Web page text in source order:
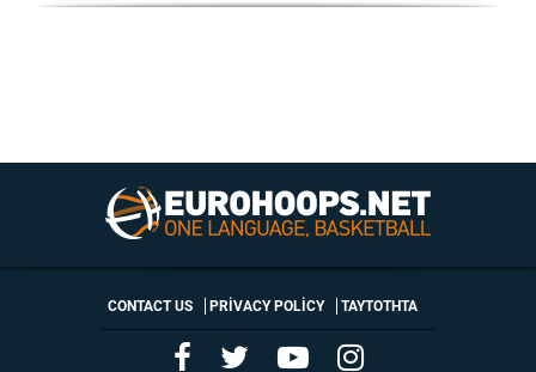
CONTACT US PRIVACY POLICY ΤΑΥΤΟΤΗΤΑ